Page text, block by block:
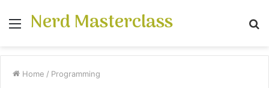
Menu
Nerd Masterclass
Home / Programming